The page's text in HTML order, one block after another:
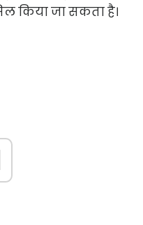
किया जा सकता है।